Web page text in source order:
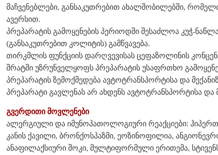
მაჩვენებლები, განსაკუთრებით ახალშობილებში,
ავერსით.
პრეპარატის გამოყენების პერიოდში შესაძლოა კუჭ-
(განსაკუთრებით კოლიტის) გამწვავება.
თირკმლის ფუნქციის დარღვევისას ცეფაზოლინის
შრატში უზრუნველყოფს პრეპარატის უსაფრთხო
პრეპარატის ზემოქმედება ავტოტრანსპორტისა და
პრეპარატი გავლენას არ ახდენს ავტოტრანსპორტისა და
გვერდითი მოვლენები
ალერგიული და იმუნოპათოლოგიური რეაქციები:
კანის ქავილი, ბრონქოსპაზმი, ეოზინოფილია,
ანაფილაქსიური შოკი, მულტიფორმული ერითემა,